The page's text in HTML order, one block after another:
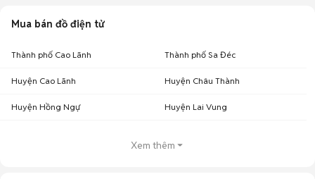
Mua bán đồ điện tử
Thành phố Cao Lãnh Thành phố Sa Đéc
Huyện Cao Lãnh Huyện Châu Thành
Huyện Hồng Ngự Huyện Lai Vung
Xem thêm